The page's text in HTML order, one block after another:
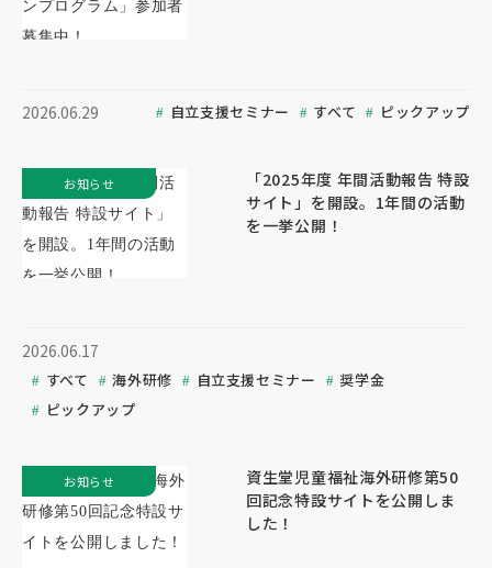
2026.06.29 自立支援セミナー すべて ピックアップ
「2025年度 年間活動報告 特設
サイト」を開設。1年間の活動
を一挙公開！
2026.06.17
すべて 海外研修 自立支援セミナー
奨学金
ピックアップ
お知らせ
資生堂児童福祉海外研修第50
回記念特設サイトを公開しま
した！
お知らせ